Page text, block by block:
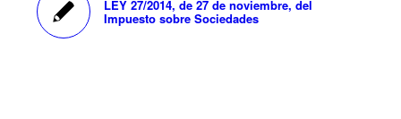
LEY 27/2014, de 27 de noviembre, del
Impuesto sobre Sociedades